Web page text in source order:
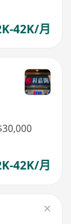
42K/月
42K/月